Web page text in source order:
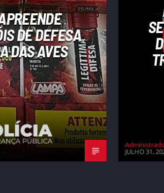
DE DEFESA
DAS AVES
JULHO 31,